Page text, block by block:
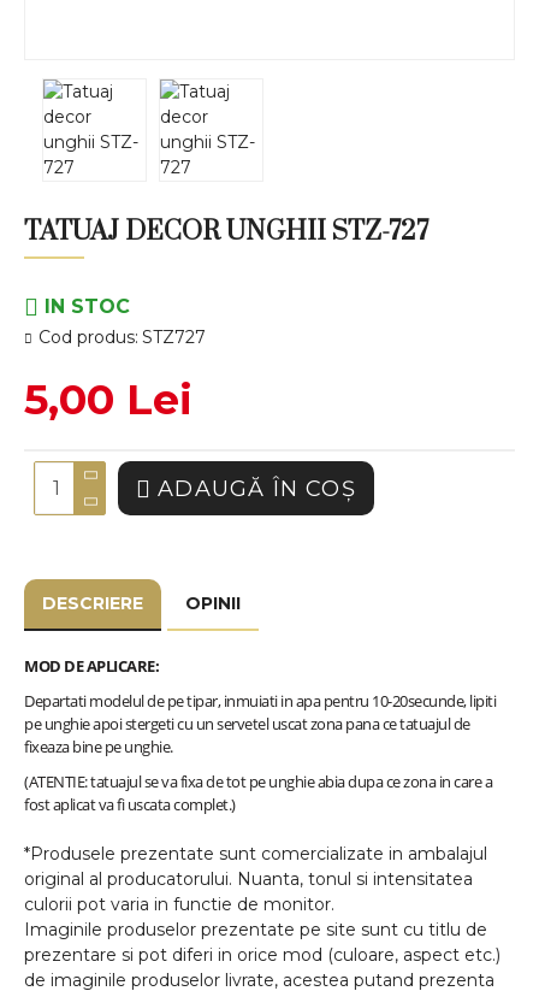
TATUAJ DECOR UNGHII STZ-727
IN STOC
Cod produs: STZ727
5,00 Lei
ADAUGĂ ÎN COŞ
DESCRIERE OPINII
MOD DE APLICARE:
Departati modelul de pe tipar, inmuiati in apa pentru 10-20secunde, lipiti
pe unghie apoi stergeti cu un servetel uscat zona pana ce tatuajul de
fixeaza bine pe unghie.
(ATENTIE: tatuajul se va fixa de tot pe unghie abia dupa ce zona in care a
fost aplicat va fi uscata complet.)
*Produsele prezentate sunt comercializate in ambalajul
original al producatorului. Nuanta, tonul si intensitatea
culorii pot varia in functie de monitor.
Imaginile produselor prezentate pe site sunt cu titlu de
prezentare si pot diferi in orice mod (culoare, aspect etc.)
de imaginile produselor livrate, acestea putand prezenta